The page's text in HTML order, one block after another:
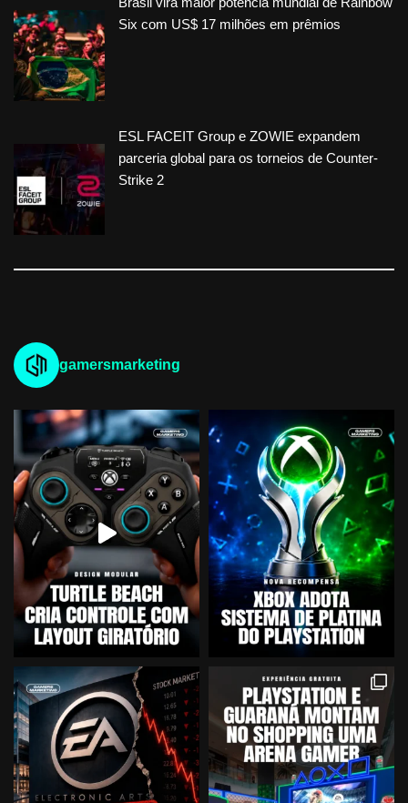
Six com US$ 17 milhões em prêmios
ESL FACEIT Group e ZOWIE expandem
parceria global para os torneios de Counter-
Strike 2
gamersmarketing